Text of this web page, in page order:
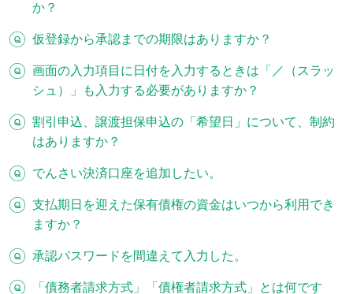
か？
仮登録から承認までの期限はありますか？
画面の入力項目に日付を入力するときは「／（スラッ
シュ）」も入力する必要がありますか？
割引申込、譲渡担保申込の「希望日」について、制約
はありますか？
でんさい決済口座を追加したい。
支払期日を迎えた保有債権の資金はいつから利用でき
ますか？
承認パスワードを間違えて入力した。
「債務者請求方式」「債権者請求方式」とは何です